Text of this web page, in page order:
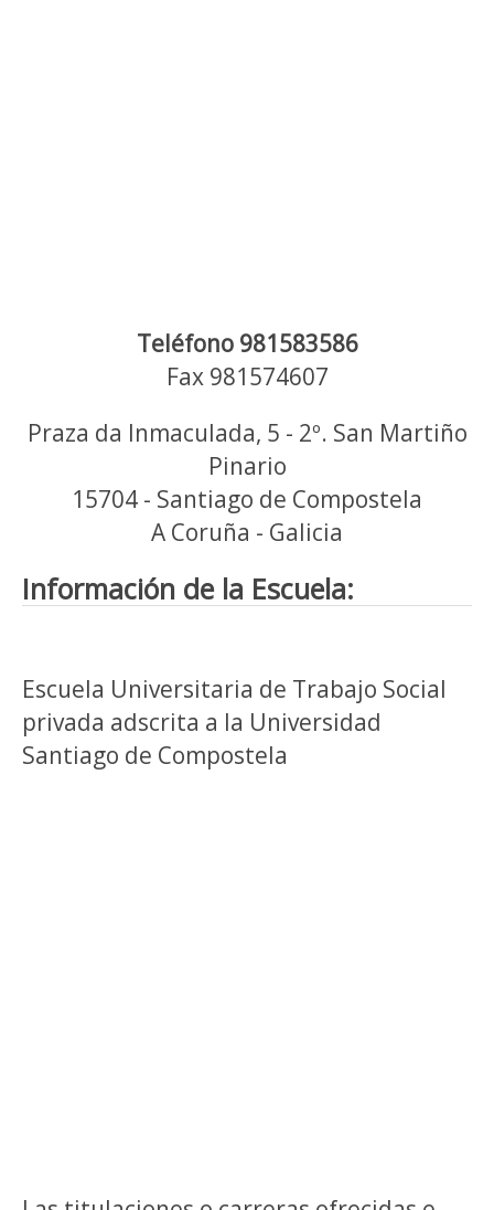
Teléfono 981583586
Fax 981574607
Praza da Inmaculada, 5 - 2º. San Martiño
Pinario
15704 - Santiago de Compostela
A Coruña - Galicia
Información de la Escuela:
Escuela Universitaria de Trabajo Social
privada adscrita a la Universidad
Santiago de Compostela